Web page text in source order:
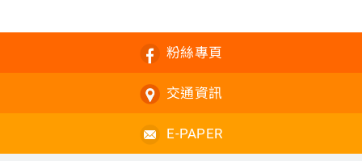
粉絲專頁
交通資訊
E-PAPER